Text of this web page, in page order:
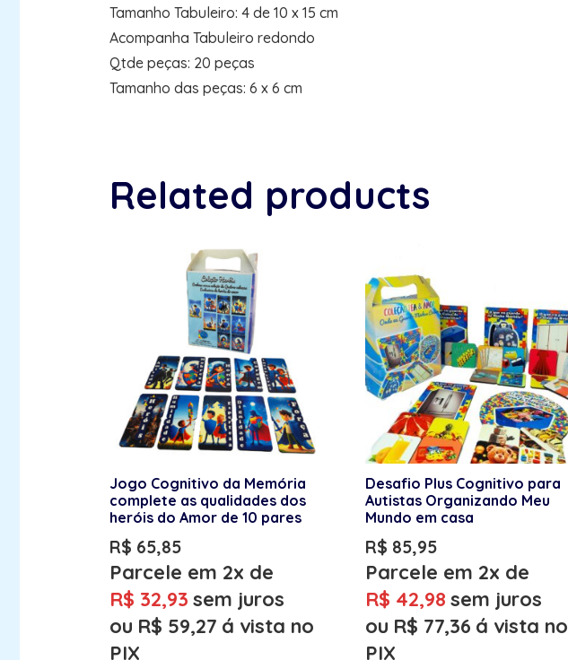
Tamanho Tabuleiro: 4 de 10 x 15 cm
Acompanha Tabuleiro redondo
Qtde peças: 20 peças
Tamanho das peças: 6 x 6 cm
Related products
Jogo Cognitivo da Memória
complete as qualidades dos
heróis do Amor de 10 pares
R$ 65,85
Parcele em 2x de
R$ 32,93 sem juros
ou R$ 59,27 á vista no
PIX
Desafio Plus Cognitivo para
Autistas Organizando Meu
Mundo em casa
R$ 85,95
Parcele em 2x de
R$ 42,98 sem juros
ou R$ 77,36 á vista no
PIX